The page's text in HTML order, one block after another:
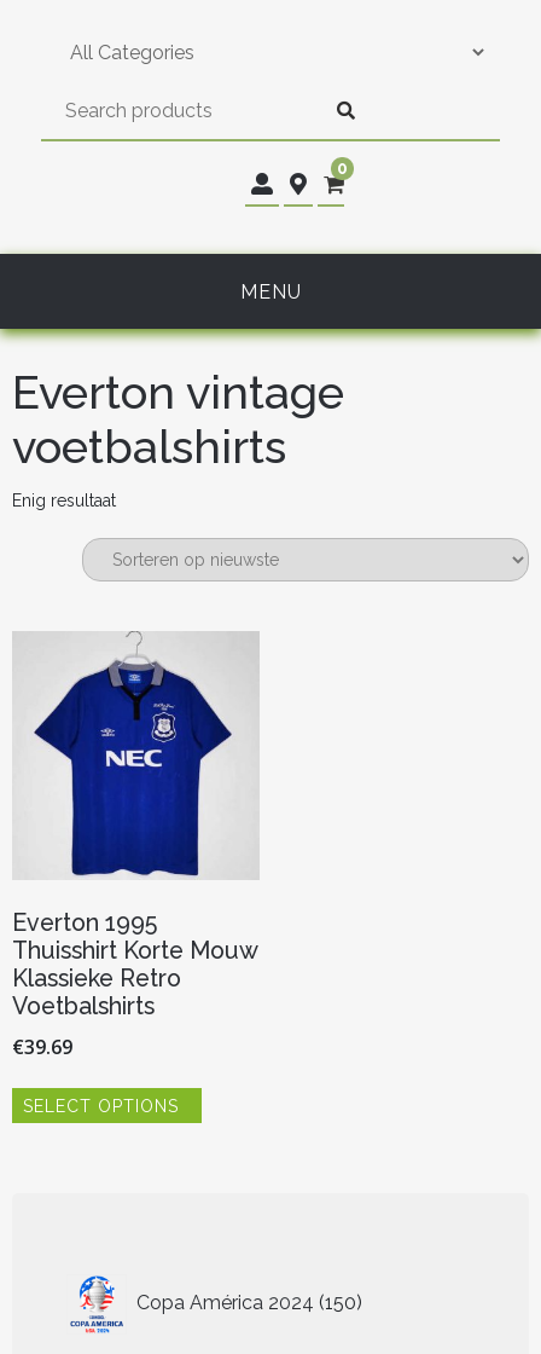
0
MENU
Everton vintage
voetbalshirts
Enig resultaat
Everton 1995
Thuisshirt Korte Mouw
Klassieke Retro
Voetbalshirts
€39.69
SELECT OPTIONS
worden
Copa América 2024 150
producten